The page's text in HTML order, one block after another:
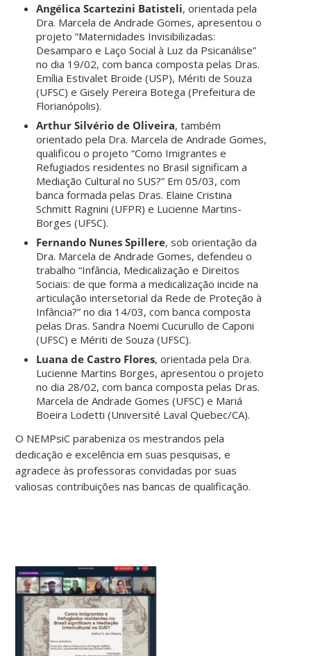
Angélica Scartezini Batisteli, orientada pela
Dra. Marcela de Andrade Gomes, apresentou o
projeto “Maternidades Invisibilizadas:
Desamparo e Laço Social à Luz da Psicanálise”
no dia 19/02, com banca composta pelas Dras.
Emília Estivalet Broide (USP), Mériti de Souza
(UFSC) e Gisely Pereira Botega (Prefeitura de
Florianópolis).
Arthur Silvério de Oliveira, também
orientado pela Dra. Marcela de Andrade Gomes,
qualificou o projeto “Como Imigrantes e
Refugiados residentes no Brasil significam a
Mediação Cultural no SUS?” Em 05/03, com
banca formada pelas Dras. Elaine Cristina
Schmitt Ragnini (UFPR) e Lucienne Martins-
Borges (UFSC).
Fernando Nunes Spillere, sob orientação da
Dra. Marcela de Andrade Gomes, defendeu o
trabalho “Infância, Medicalização e Direitos
Sociais: de que forma a medicalização incide na
articulação intersetorial da Rede de Proteção à
Infância?” no dia 14/03, com banca composta
pelas Dras. Sandra Noemi Cucurullo de Caponi
(UFSC) e Mériti de Souza (UFSC).
Luana de Castro Flores, orientada pela Dra.
Lucienne Martins Borges, apresentou o projeto
no dia 28/02, com banca composta pelas Dras.
Marcela de Andrade Gomes (UFSC) e Mariá
Boeira Lodetti (Université Laval Quebec/CA).
O NEMPsiC parabeniza os mestrandos pela
dedicação e excelência em suas pesquisas, e
agradece às professoras convidadas por suas
valiosas contribuições nas bancas de qualificação.